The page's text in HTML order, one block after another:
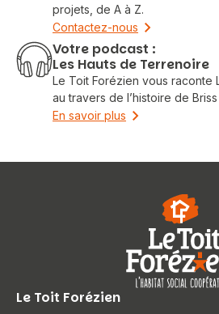
projets, de A à Z.
Contactez-nous
Votre podcast :
Les Hauts de Terrenoire
Le Toit Forézien vous raconte
au travers de l’histoire de Briss
En savoir plus
Le Toit Forézien